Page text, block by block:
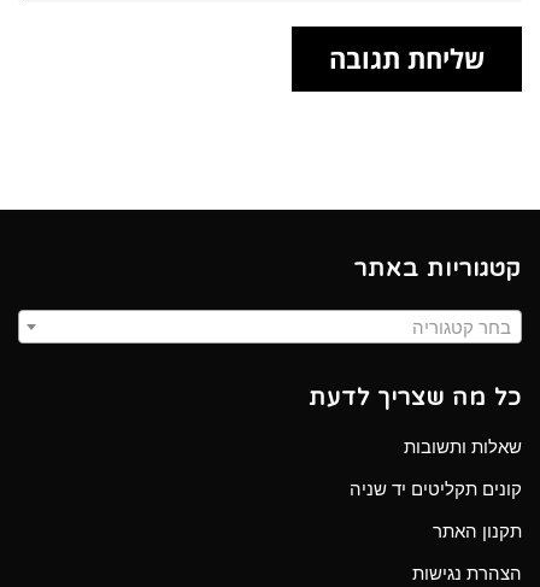
קטגוריות באתר
בחר קטגוריה
כל מה שצריך לדעת
שאלות ותשובות
קונים תקליטים יד שניה
תקנון האתר
הצהרת נגישות